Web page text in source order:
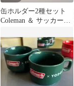
缶ホルダー2種セット
Coleman ＆ サッカー日